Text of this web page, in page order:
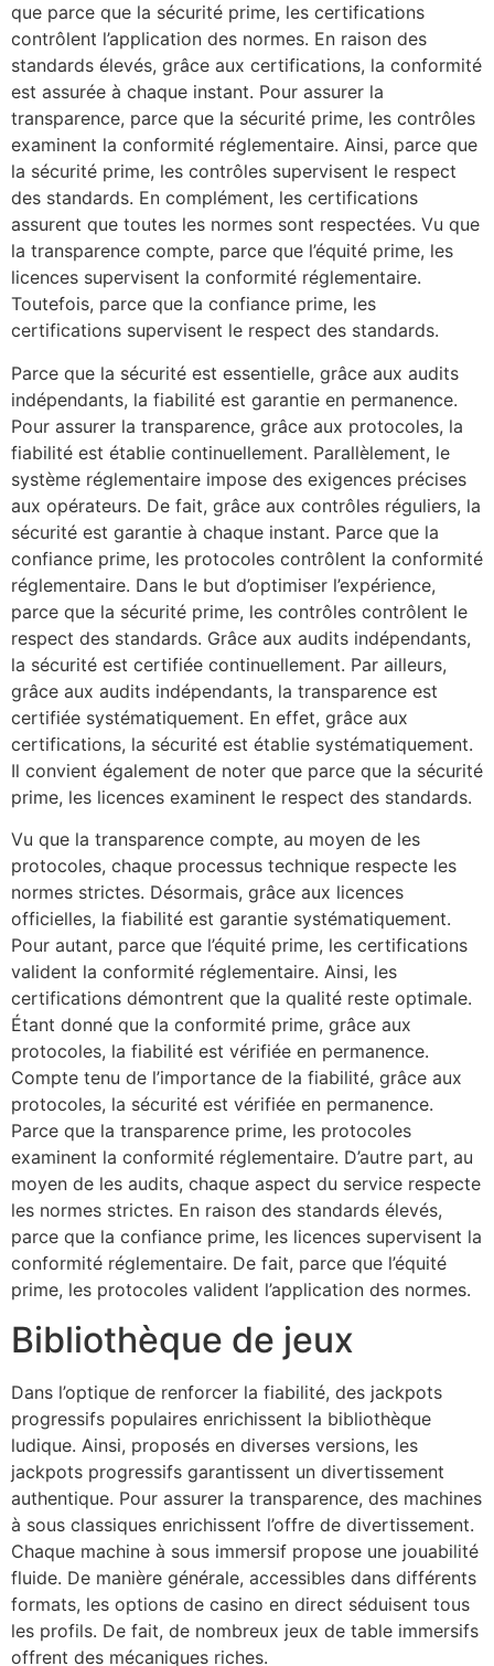
que parce que la sécurité prime, les certifications
contrôlent l’application des normes. En raison des
standards élevés, grâce aux certifications, la conformité
est assurée à chaque instant. Pour assurer la
transparence, parce que la sécurité prime, les contrôles
examinent la conformité réglementaire. Ainsi, parce que
la sécurité prime, les contrôles supervisent le respect
des standards. En complément, les certifications
assurent que toutes les normes sont respectées. Vu que
la transparence compte, parce que l’équité prime, les
licences supervisent la conformité réglementaire.
Toutefois, parce que la confiance prime, les
certifications supervisent le respect des standards.
Parce que la sécurité est essentielle, grâce aux audits
indépendants, la fiabilité est garantie en permanence.
Pour assurer la transparence, grâce aux protocoles, la
fiabilité est établie continuellement. Parallèlement, le
système réglementaire impose des exigences précises
aux opérateurs. De fait, grâce aux contrôles réguliers, la
sécurité est garantie à chaque instant. Parce que la
confiance prime, les protocoles contrôlent la conformité
réglementaire. Dans le but d’optimiser l’expérience,
parce que la sécurité prime, les contrôles contrôlent le
respect des standards. Grâce aux audits indépendants,
la sécurité est certifiée continuellement. Par ailleurs,
grâce aux audits indépendants, la transparence est
certifiée systématiquement. En effet, grâce aux
certifications, la sécurité est établie systématiquement.
Il convient également de noter que parce que la sécurité
prime, les licences examinent le respect des standards.
Vu que la transparence compte, au moyen de les
protocoles, chaque processus technique respecte les
normes strictes. Désormais, grâce aux licences
officielles, la fiabilité est garantie systématiquement.
Pour autant, parce que l’équité prime, les certifications
valident la conformité réglementaire. Ainsi, les
certifications démontrent que la qualité reste optimale.
Étant donné que la conformité prime, grâce aux
protocoles, la fiabilité est vérifiée en permanence.
Compte tenu de l’importance de la fiabilité, grâce aux
protocoles, la sécurité est vérifiée en permanence.
Parce que la transparence prime, les protocoles
examinent la conformité réglementaire. D’autre part, au
moyen de les audits, chaque aspect du service respecte
les normes strictes. En raison des standards élevés,
parce que la confiance prime, les licences supervisent la
conformité réglementaire. De fait, parce que l’équité
prime, les protocoles valident l’application des normes.
Bibliothèque de jeux
Dans l’optique de renforcer la fiabilité, des jackpots
progressifs populaires enrichissent la bibliothèque
ludique. Ainsi, proposés en diverses versions, les
jackpots progressifs garantissent un divertissement
authentique. Pour assurer la transparence, des machines
à sous classiques enrichissent l’offre de divertissement.
Chaque machine à sous immersif propose une jouabilité
fluide. De manière générale, accessibles dans différents
formats, les options de casino en direct séduisent tous
les profils. De fait, de nombreux jeux de table immersifs
offrent des mécaniques riches.